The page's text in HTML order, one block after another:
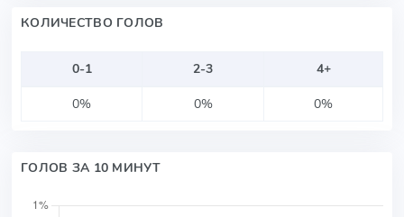
КОЛИЧЕСТВО ГОЛОВ
0-1 2-3
4+
0%
0% 0%
ГОЛОВ ЗА 10 МИНУТ